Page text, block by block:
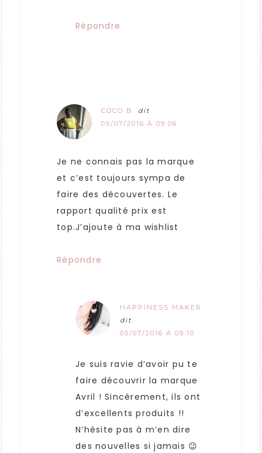
Répondre
COCO B. dit
05/07/2016 À 09:06
Je ne connais pas la marque
et c’est toujours sympa de
faire des découvertes. Le
rapport qualité prix est
top.J’ajoute à ma wishlist
Répondre
HAPPINESS MAKER
dit
05/07/2016 À 09:10
Je suis ravie d’avoir pu te
faire découvrir la marque
Avril ! Sincèrement, ils ont
d’excellents produits !!
N’hésite pas à m’en dire
des nouvelles si jamais 😉